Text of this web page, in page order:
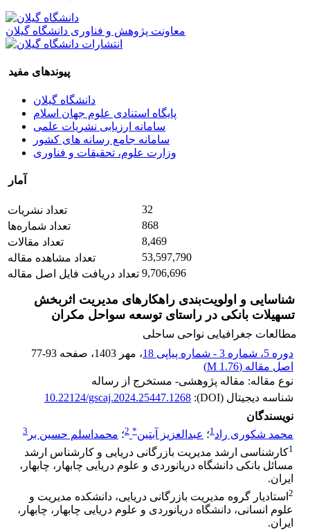
معاونت پژوهش و فناوری دانشگاه گیلان
پیوندهای مفید
دانشگاه گیلان
پایگاه استنادی علوم جهان اسلام
سامانه ارزیابی نشریات علمی
سامانه جامع رسانه های کشور
وزارت علوم، تحقیقات و فناوری
آمار
تعداد نشریات
32
تعداد شماره‌ها
868
تعداد مقالات
8,469
تعداد مشاهده مقاله
53,597,790
تعداد دریافت فایل اصل مقاله 9,706,696
شناسایی و اولویت‌بندی راهکارهای مدیریت اثربخش
تسهیلات بانکی در راستای توسعه سواحل مکران
مطالعات جغرافیایی نواحی ساحلی
دوره 5، شماره 3 - شماره پیاپی 18
، مهر 1403 ، صفحه 77-93
اصل مقاله (1.76 M
)
نوع مقاله: مقاله پژوهشی- مستخرج از رساله
شناسه دیجیتال (DOI):
10.22124/gscaj.2024.25447.1268
نویسندگان
محمد شکوری راد1؛ عبدالعزیز آبتین*
2؛ محمداسلم حسین بر 3
1کارشناسی ارشد مدیریت بازرگانی دریایی و کارشناس ارشد
مسائل بانکی دانشگاه دریانوردی و علوم دریایی چابهار، چابهار،
ایران.
2 استادیار گروه مدیریت بازرگانی دریایی، دانشکده مدیریت و
علوم انسانی، دانشگاه دریانوردی و علوم دریایی چابهار، چابهار،
ایران.